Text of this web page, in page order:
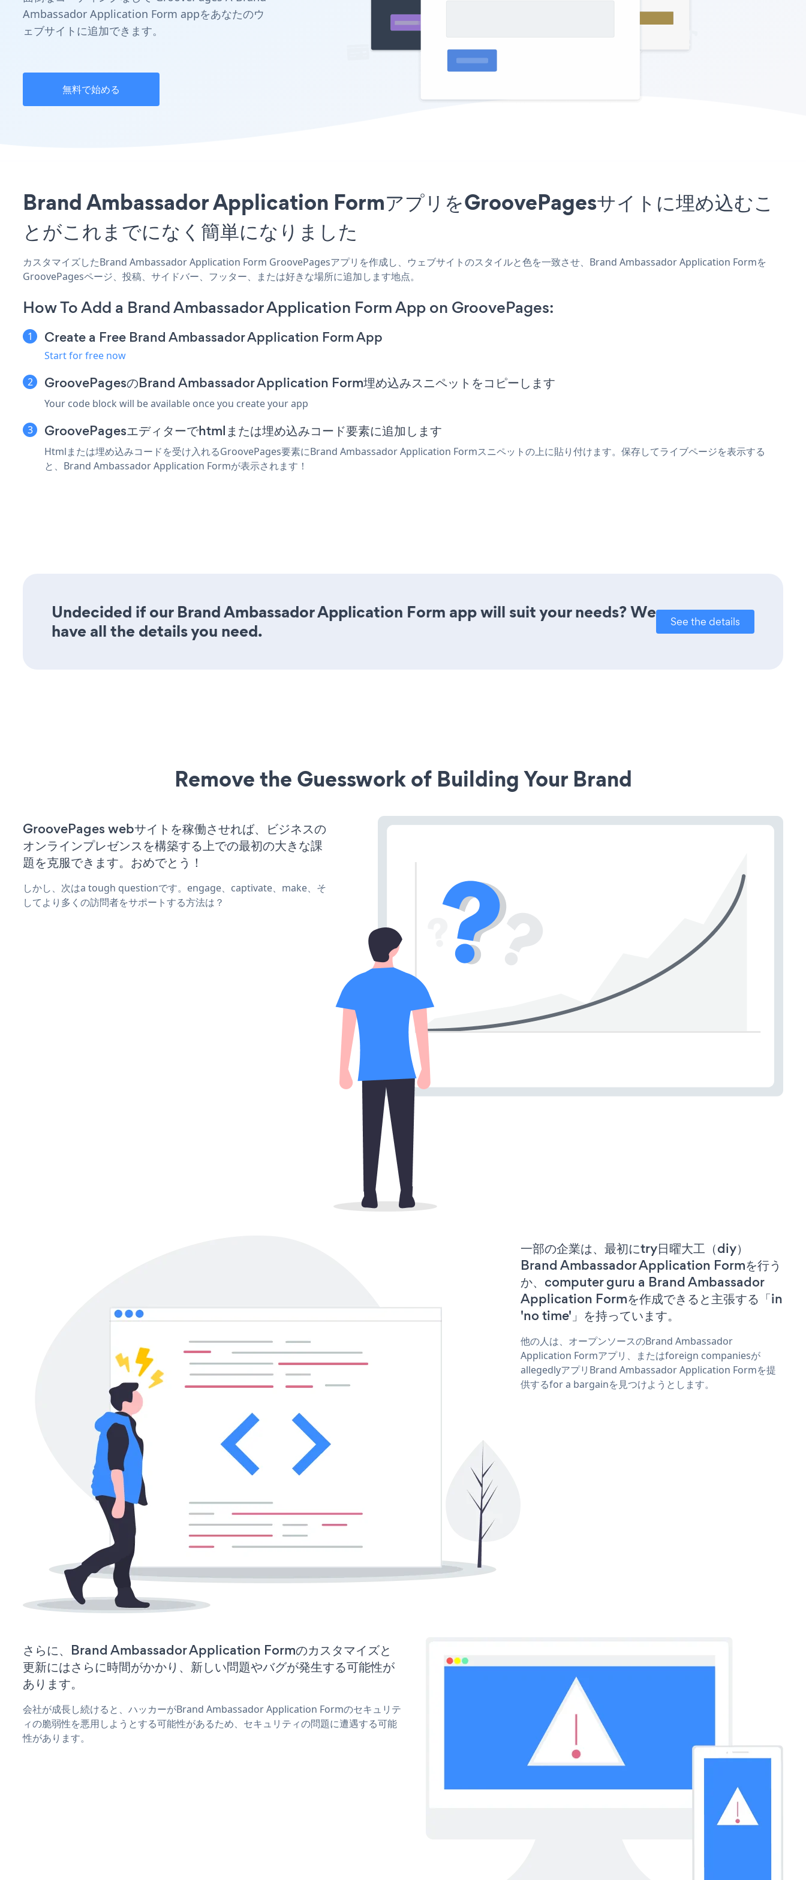
Ambassador Application Form appをあなたのウ
ェブサイトに追加できます。
無料で始める
Brand Ambassador Application FormアプリをGroovePagesサイトに埋め込むこ
とがこれまでになく簡単になりました
カスタマイズしたBrand Ambassador Application Form GroovePagesアプリを作成し、ウェブサイトのスタイルと色を一致させ、Brand Ambassador Application Formを
GroovePagesページ、投稿、サイドバー、フッター、または好きな場所に追加します地点。
How To Add a Brand Ambassador Application Form App on GroovePages:
Create a Free Brand Ambassador Application Form App
Start for free now
GroovePagesのBrand Ambassador Application Form埋め込みスニペットをコピーします
Your code block will be available once you create your app
GroovePagesエディターでhtmlまたは埋め込みコード要素に追加します
Htmlまたは埋め込みコードを受け入れるGroovePages要素にBrand Ambassador Application Formスニペットの上に貼り付けます。保存してライブページを表示する
と、Brand Ambassador Application Formが表示されます！
Undecided if our Brand Ambassador Application Form app will suit your needs? We
have all the details you need.
See the details
Remove the Guesswork of Building Your Brand
GroovePages webサイトを稼働させれば、ビジネスの
オンラインプレゼンスを構築する上での最初の大きな課
題を克服できます。おめでとう！
しかし、次はa tough questionです。engage、captivate、make、そ
してより多くの訪問者をサポートする方法は？
一部の企業は、最初にtry日曜大工（diy）
Brand Ambassador Application Formを行う
か、computer guru a Brand Ambassador
Application Formを作成できると主張する「in
'no time'」を持っています。
他の人は、オープンソースのBrand Ambassador
Application Formアプリ、またはforeign companiesが
allegedlyアプリBrand Ambassador Application Formを提
供するfor a bargainを見つけようとします。
さらに、Brand Ambassador Application Formのカスタマイズと
更新にはさらに時間がかかり、新しい問題やバグが発生する可能性が
あります。
会社が成長し続けると、ハッカーがBrand Ambassador Application Formのセキュリテ
ィの脆弱性を悪用しようとする可能性があるため、セキュリティの問題に遭遇する可能
性があります。